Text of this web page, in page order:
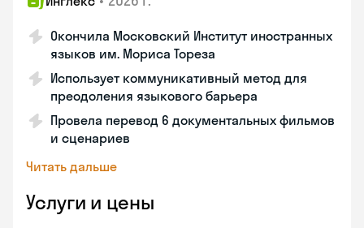
Окончила Московский Институт иностранных
языков им. Мориса Тореза
Использует коммуникативный метод для
преодоления языкового барьера
Провела перевод 6 документальных фильмов
и сценариев
Читать дальше
Услуги и цены